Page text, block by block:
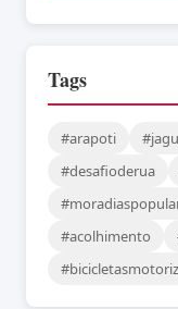
Tags
#arapoti
#desafioderua
#acolhimento